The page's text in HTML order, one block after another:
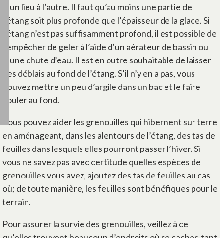
d’un lieu à l’autre. Il faut qu’au moins une partie de
l’étang soit plus profonde que l’épaisseur de la glace. Si
l’étang n’est pas suffisamment profond, il est possible de
l’empêcher de geler à l’aide d’un aérateur de bassin ou
d’une chute d’eau. Il est en outre souhaitable de laisser
des déblais au fond de l’étang. S’il n’y en a pas, vous
pouvez mettre un peu d’argile dans un bac et le faire
couler au fond.
Vous pouvez aider les grenouilles qui hibernent sur terre
en aménageant, dans les alentours de l’étang, des tas de
feuilles dans lesquels elles pourront passer l’hiver. Si
vous ne savez pas avec certitude quelles espèces de
grenouilles vous avez, ajoutez des tas de feuilles au cas
où; de toute manière, les feuilles sont bénéfiques pour le
terrain.
Pour assurer la survie des grenouilles, veillez à ce